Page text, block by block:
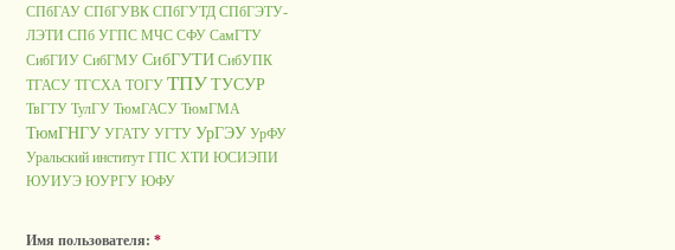
СПбГАУ СПбГУВК СПбГУТД СПбГЭТУ-
ЛЭТИ СПб УГПС МЧС СФУ СамГТУ
СибГИУ СибГМУ СибГУТИ СибУПК
ТГАСУ ТГСХА ТОГУ ТПУТУСУР
ТвГТУ ТулГУ ТюмГАСУ ТюмГМА
ТюмГНГУ УГАТУ УГТУ УрГЭУ УрФУ
Уральский институт ГПС ХТИ ЮСИЭПИ
ЮУИУЭ ЮУРГУ ЮФУ
Имя пользователя: *